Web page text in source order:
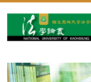
要
容
區